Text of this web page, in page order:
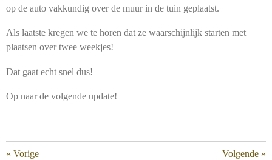
op de auto vakkundig over de muur in de tuin geplaatst.
Als laatste kregen we te horen dat ze waarschijnlijk starten met
plaatsen over twee weekjes!
Dat gaat echt snel dus!
Op naar de volgende update!
« Vorige Volgende »